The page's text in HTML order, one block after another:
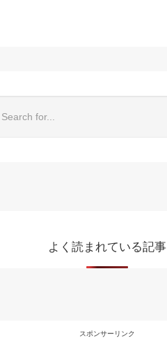
よく読まれている記事
スポンサーリンク